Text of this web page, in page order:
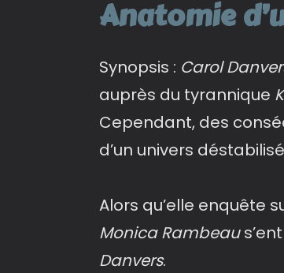
Anatomie
Synopsis : Carol
auprès du tyrannique
Cependant, des
d’un univers
Alors qu’elle enquête
Monica Rambeau
Danvers.